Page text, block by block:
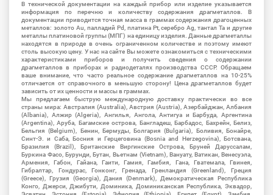
В технической документации на каждый прибор или изделие указывается
информация по перечню и количеству содержания драгметаллов. В
документации приводится точная масса в граммах содержания драгоценных
металлов: золото Au, палладий Pd, платина Pt, серебро Ag, тантал Ta и другие
металлы платиновой группы (МПГ) на единицу изделия. Данные драгметаллы
находятся в природе в очень ограниченном количестве и поэтому имеют
столь высокую цену. У нас на сайте Вы можете ознакомиться с техническими
характеристиками приборов и получить сведения о содержании
драгметаллов в приборах и радиодеталях производства СССР. Обращаем
ваше внимание, что часто реальное содержание драгметаллов на 10-25%
отличается от справочного в меньшую сторону! Цена драгметаллов будет
зависить от их ценности и массы в граммах.
Мы предлагаем быструю международную доставку практически во все
страны мира: Австралия (Australia), Австрия (Austria), Азербайджан, Албания
(Albania), Алжир (Algeria), Ангилья, Ангола, Антигуа и Барбуда, Аргентина
(Argentina), Аруба, Багамские острова, Бангладеш, Барбадос, Бахрейн, Белиз,
Бельгия (Belgium), Бенин, Бермуды, Болгария (Bulgaria), Боливия, Бонайре,
Синт-Э. и Саба, Босния и Герцеговина (Bosnia and Herzegovina), Ботсвана,
Бразилия (Brazil), Британские Виргинские Острова, Бруней Даруссалам,
Буркина Фасо, Бурунди, Бутан, Вьетнам (Vietnam), Вануату, Ватикан, Венесуэла,
Армения, Габон, Гайана, Гаити, Гамия, Гамбия, Гана, Гватемала, Гвинея,
Гибралтар, Гондурас, Гонконг, Гренада, Гренландия (Greenland), Греция
(Greece), Грузия (Georgia), Дания (Denmark), Демократическая Республика
Конго, Джерси, Джибути, Доминика, Доминиканская Республика, Эквадор,